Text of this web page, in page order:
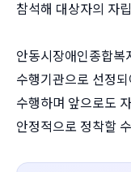
참석해 대상자의 자
안동시장애인종합
수행기관으로 선정
수행하며 앞으로도
안정적으로 정착할